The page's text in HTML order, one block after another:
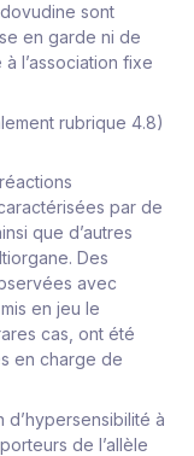
sont
en garde ni de
l’association fixe
rubrique 4.8)
par de
que d’autres
Des
avec
en jeu le
cas, ont été
en charge de
à
de l’allèle